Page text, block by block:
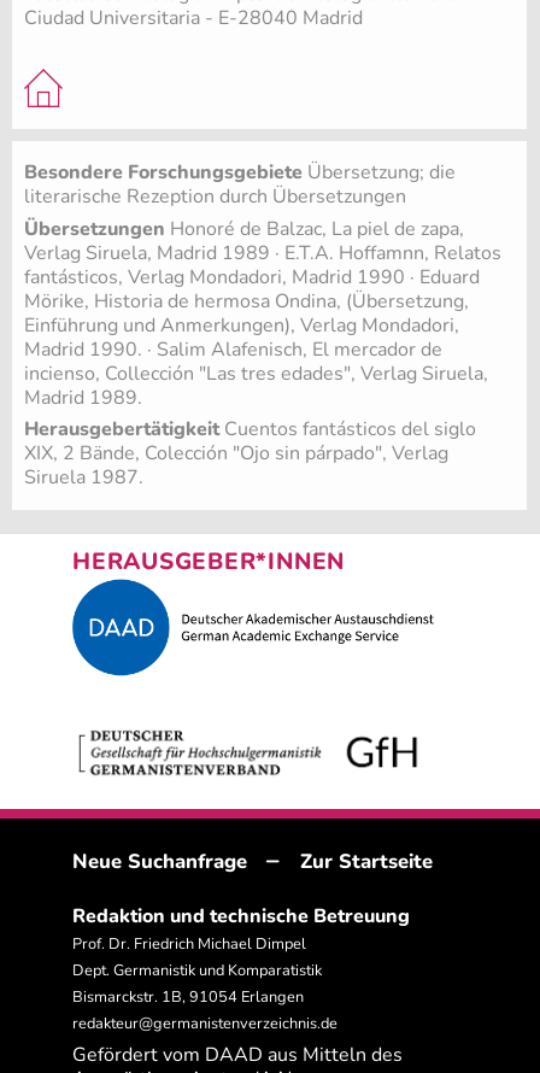
Ciudad Universitaria - E-28040 Madrid
Besondere Forschungsgebiete Übersetzung; die
literarische Rezeption durch Übersetzungen
Übersetzungen Honoré de Balzac, La piel de zapa,
Verlag Siruela, Madrid 1989 · E.T.A. Hoffamnn, Relatos
fantásticos, Verlag Mondadori, Madrid 1990 · Eduard
Mörike, Historia de hermosa Ondina, (Übersetzung,
Einführung und Anmerkungen), Verlag Mondadori,
Madrid 1990. · Salim Alafenisch, El mercador de
incienso, Collección "Las tres edades", Verlag Siruela,
Madrid 1989.
HerausgebertätigkeitCuentos fantásticos del siglo
XIX, 2 Bände, Colección "Ojo sin párpado", Verlag
Siruela 1987.
HERAUSGEBER*INNEN
Neue Suchanfrage – Zur Startseite
Redaktion und technische Betreuung
Prof. Dr. Friedrich Michael Dimpel
Dept. Germanistik und Komparatistik
Bismarckstr. 1B, 91054 Erlangen
redakteur@germanistenverzeichnis.de
Gefördert vom DAAD aus Mitteln des